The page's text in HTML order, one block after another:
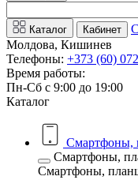
Каталог Кабинет
Молдова, Кишинев
Телефоны: +373 (60)
Время работы:
Пн-Сб с 9:00 до 19:00
Каталог
Смартфоны,
Смартфоны,
Смартфоны,